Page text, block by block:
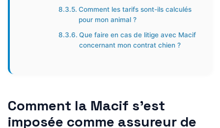
Comment les tarifs sont-ils calculés
pour mon animal ?
Que faire en cas de litige avec Macif
concernant mon contrat chien ?
Comment la Macif s’est
imposée comme assureur de